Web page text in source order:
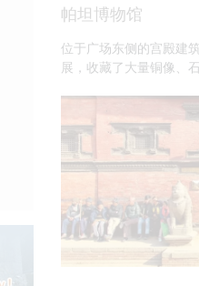
帕坦博物馆
位于广场东侧的宫殿建
展，收藏了大量铜像、